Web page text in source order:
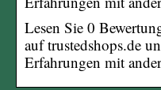
Lesen Sie 0
auf trustedshops.de
Erfahrungen mit